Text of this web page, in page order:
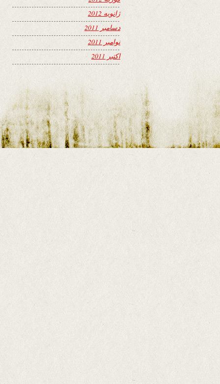
ژانویه 2012
دسامبر 2011
نوامبر 2011
اکتبر 2011